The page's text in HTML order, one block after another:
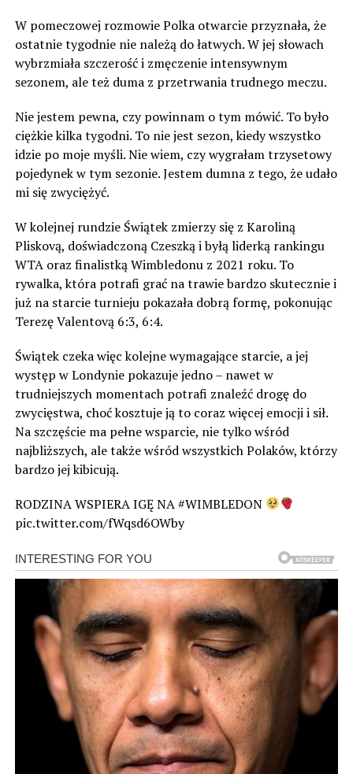
W pomeczowej rozmowie Polka otwarcie przyznała, że
ostatnie tygodnie nie należą do łatwych. W jej słowach
wybrzmiała szczerość i zmęczenie intensywnym
sezonem, ale też duma z przetrwania trudnego meczu.
Nie jestem pewna, czy powinnam o tym mówić. To było
ciężkie kilka tygodni. To nie jest sezon, kiedy wszystko
idzie po moje myśli. Nie wiem, czy wygrałam trzysetowy
pojedynek w tym sezonie. Jestem dumna z tego, że udało
mi się zwyciężyć.
W kolejnej rundzie Świątek zmierzy się z Karoliną
Pliskovą, doświadczoną Czeszką i byłą liderką rankingu
WTA oraz finalistką Wimbledonu z 2021 roku. To
rywalka, która potrafi grać na trawie bardzo skutecznie i
już na starcie turnieju pokazała dobrą formę, pokonując
Terezę Valentovą 6:3, 6:4.
Świątek czeka więc kolejne wymagające starcie, a jej
występ w Londynie pokazuje jedno – nawet w
trudniejszych momentach potrafi znaleźć drogę do
zwycięstwa, choć kosztuje ją to coraz więcej emocji i sił.
Na szczęście ma pełne wsparcie, nie tylko wśród
najbliższych, ale także wśród wszystkich Polaków, którzy
bardzo jej kibicują.
RODZINA WSPIERA IGĘ NA #WIMBLEDON
pic.twitter.com/fWqsd6OWby